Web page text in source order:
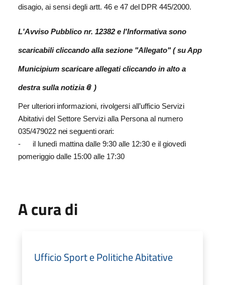
disagio, ai sensi degli artt. 46 e 47 del DPR 445/2000.
L'Avviso Pubblico nr. 12382 e l'Informativa sono
scaricabili cliccando alla sezione "Allegato" ( su App
Municipium scaricare allegati cliccando in alto a
destra sulla notizia📎 )
Per ulteriori informazioni, rivolgersi all’ufficio Servizi
Abitativi del Settore Servizi alla Persona al numero
035/479022 nei seguenti orari:
- il lunedì mattina dalle 9:30 alle 12:30 e il giovedì
pomeriggio dalle 15:00 alle 17:30
A cura di
Ufficio Sport e Politiche Abitative